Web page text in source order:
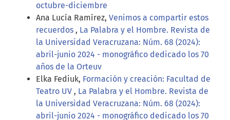
octubre-diciembre
Ana Lucía Ramírez, Venimos a compartir estos
recuerdos , La Palabra y el Hombre. Revista de
la Universidad Veracruzana: Núm. 68 (2024):
abril-junio 2024 - monográfico dedicado los 70
años de la Orteuv
Elka Fediuk, Formación y creación: Facultad de
Teatro UV , La Palabra y el Hombre. Revista de
la Universidad Veracruzana: Núm. 68 (2024):
abril-junio 2024 - monográfico dedicado los 70